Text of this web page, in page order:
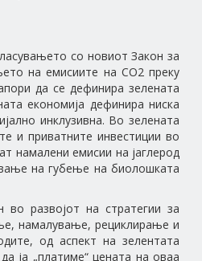
со новиот Закон за
на емисиите на CO2 преку
да се дефинира зелената
економија дефинира ниска
инклузивна. Во зелената
и приватните инвестиции во
намалени емисии на јаглерод
на губење на биолошката
развојот на стратегии за
намалување, рециклирање и
од аспект на зелентата
ја „платиме“ цената на оваа